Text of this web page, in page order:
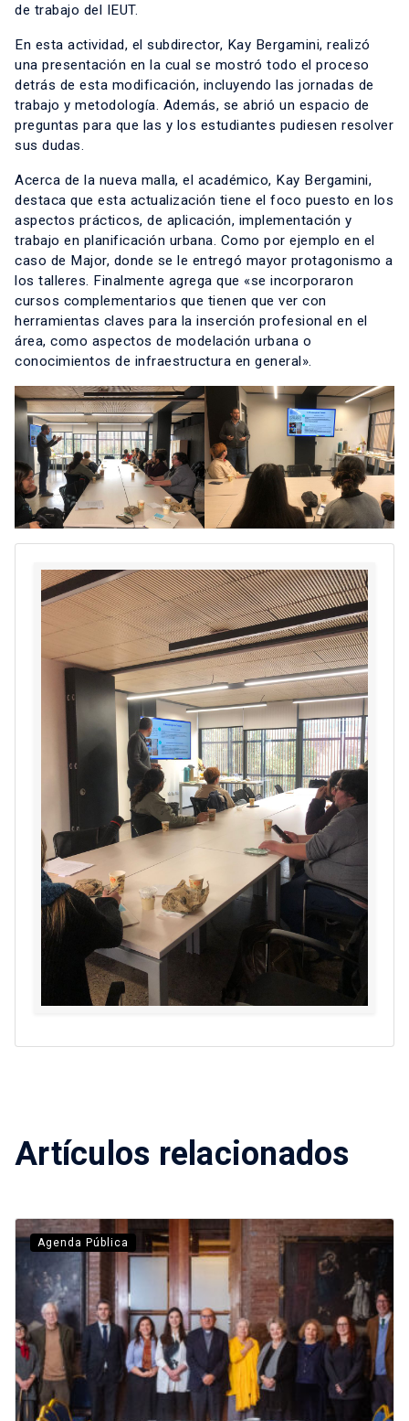
de trabajo del IEUT.
En esta actividad, el subdirector, Kay Bergamini, realizó
una presentación en la cual se mostró todo el proceso
detrás de esta modificación, incluyendo las jornadas de
trabajo y metodología. Además, se abrió un espacio de
preguntas para que las y los estudiantes pudiesen resolver
sus dudas.
Acerca de la nueva malla, el académico, Kay Bergamini,
destaca que esta actualización tiene el foco puesto en los
aspectos prácticos, de aplicación, implementación y
trabajo en planificación urbana. Como por ejemplo en el
caso de Major, donde se le entregó mayor protagonismo a
los talleres. Finalmente agrega que «se incorporaron
cursos complementarios que tienen que ver con
herramientas claves para la inserción profesional en el
área, como aspectos de modelación urbana o
conocimientos de infraestructura en general».
Artículos relacionados
Agenda Pública